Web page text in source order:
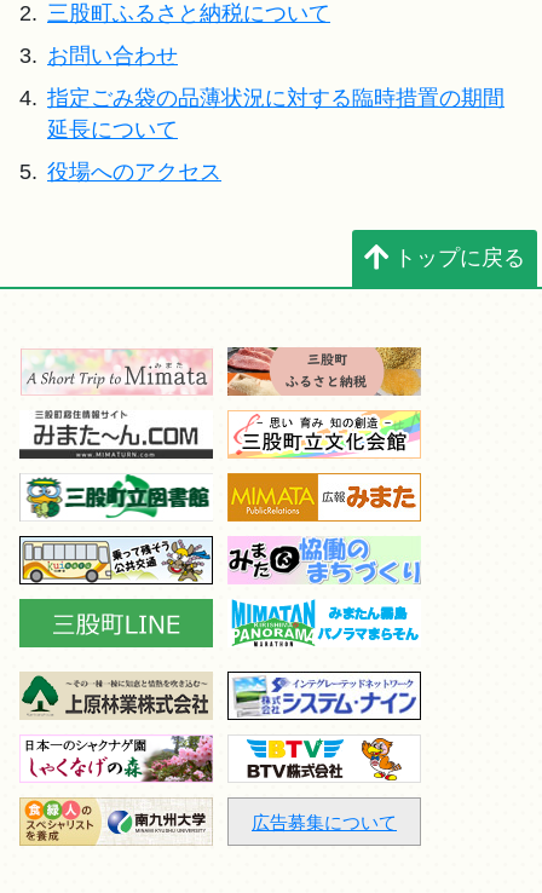
2. 三股町ふるさと納税について
3. お問い合わせ
4. 指定ごみ袋の品薄状況に対する臨時措置の期間
延長について
5. 役場へのアクセス
トップに戻る
広告募集について